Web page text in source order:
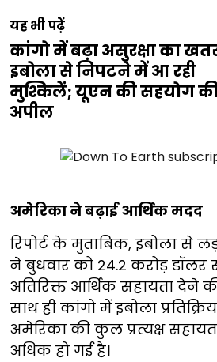
यह भी पढ़ें
कांगो में बढ़ा असुरक्षा का
इबोला से निपटने में आ रही
मुश्किलें; यूएन की सहयोग
अपील
अमेरिका ने बढ़ाई आर्थिक मदद
रिपोर्ट के मुताबिक, इबोला से
ने बुधवार को 24.2 करोड़
अतिरिक्त आर्थिक सहायता देने
साथ ही कांगो में इबोला
अमेरिका की कुल प्रत्यक्ष
अधिक हो गई है।